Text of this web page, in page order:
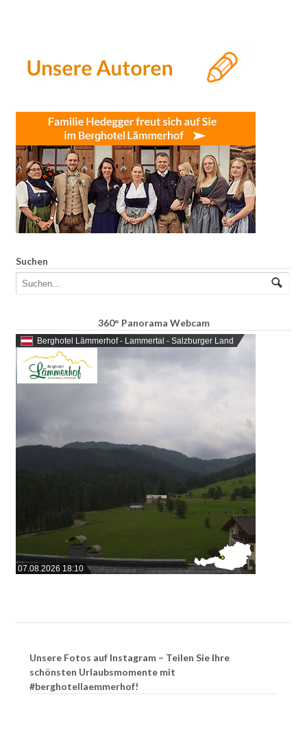
Suchen
360° Panorama Webcam
Berghotel Lämmerhof - Lammertal - Salzburger Land
07.08.2026 18:10
Unsere Fotos auf Instagram – Teilen Sie Ihre
schönsten Urlaubsmomente mit
#berghotellaemmerhof!